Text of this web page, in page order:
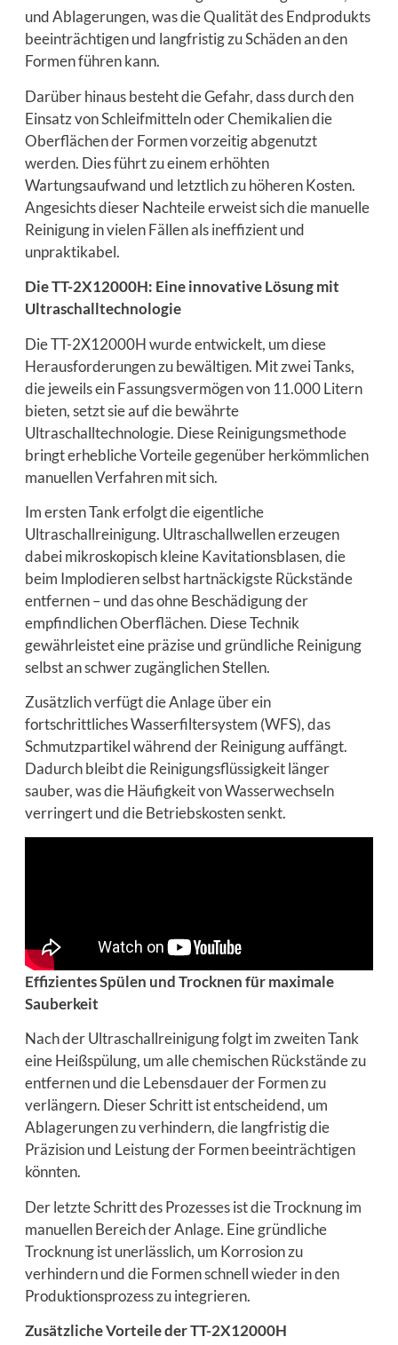
und Ablagerungen, was die Qualität des Endprodukts
beeinträchtigen und langfristig zu Schäden an den
Formen führen kann.
Darüber hinaus besteht die Gefahr, dass durch den
Einsatz von Schleifmitteln oder Chemikalien die
Oberflächen der Formen vorzeitig abgenutzt
werden. Dies führt zu einem erhöhten
Wartungsaufwand und letztlich zu höheren Kosten.
Angesichts dieser Nachteile erweist sich die manuelle
Reinigung in vielen Fällen als ineffizient und
unpraktikabel.
Die TT-2X12000H: Eine innovative Lösung mit
Ultraschalltechnologie
Die TT-2X12000H wurde entwickelt, um diese
Herausforderungen zu bewältigen. Mit zwei Tanks,
die jeweils ein Fassungsvermögen von 11.000 Litern
bieten, setzt sie auf die bewährte
Ultraschalltechnologie. Diese Reinigungsmethode
bringt erhebliche Vorteile gegenüber herkömmlichen
manuellen Verfahren mit sich.
Im ersten Tank erfolgt die eigentliche
Ultraschallreinigung. Ultraschallwellen erzeugen
dabei mikroskopisch kleine Kavitationsblasen, die
beim Implodieren selbst hartnäckigste Rückstände
entfernen – und das ohne Beschädigung der
empfindlichen Oberflächen. Diese Technik
gewährleistet eine präzise und gründliche Reinigung
selbst an schwer zugänglichen Stellen.
Zusätzlich verfügt die Anlage über ein
fortschrittliches Wasserfiltersystem (WFS), das
Schmutzpartikel während der Reinigung auffängt.
Dadurch bleibt die Reinigungsflüssigkeit länger
sauber, was die Häufigkeit von Wasserwechseln
verringert und die Betriebskosten senkt.
Effizientes Spülen und Trocknen für maximale
Sauberkeit
Nach der Ultraschallreinigung folgt im zweiten Tank
eine Heißspülung, um alle chemischen Rückstände zu
entfernen und die Lebensdauer der Formen zu
verlängern. Dieser Schritt ist entscheidend, um
Ablagerungen zu verhindern, die langfristig die
Präzision und Leistung der Formen beeinträchtigen
könnten.
Der letzte Schritt des Prozesses ist die Trocknung im
manuellen Bereich der Anlage. Eine gründliche
Trocknung ist unerlässlich, um Korrosion zu
verhindern und die Formen schnell wieder in den
Produktionsprozess zu integrieren.
Zusätzliche Vorteile der TT-2X12000H